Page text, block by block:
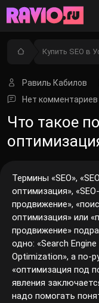
Купить SEO в
Равиль Кабилов
Нет комментариев
Что такое
Термины «SEO»,
оптимизация», «SEO-
продвижение»,
оптимизация» или
продвижение»
одно: «Search Engine
Optimization», а по-
«оптимизация под
явления
надо помогать